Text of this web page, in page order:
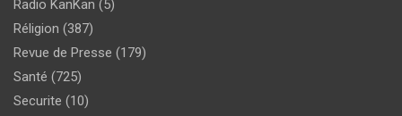
Radio KanKan (5)
Réligion (387)
Revue de Presse (179)
Santé (725)
Securite (10)